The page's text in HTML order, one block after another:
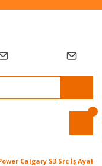
2 Taksit!
Calgary S3 Src İş